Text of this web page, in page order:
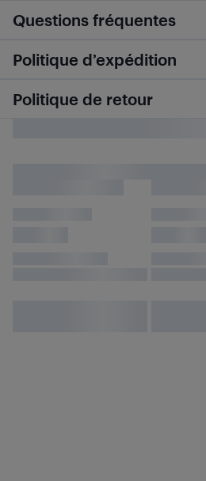
Questions fréquentes
Politique d’expédition
Politique de retour